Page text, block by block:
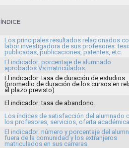
ÍNDICE
Los principales resultados relacionados
labor investigadora de sus profesores:
publicadas, publicaciones, patentes, etc.
El indicador: porcentaje de alumnado
aprobados Vs matriculados.
El indicador: tasa de duración de estudios
(promedio de duración de los cursos en
al plazo previsto)
El indicador: tasa de abandono.
Los índices de satisfacción del alumnado
los profesores, servicios, oferta
El indicador: número y porcentaje del
fuera de la comunidad y los extranjeros
matriculados en sus carreras.